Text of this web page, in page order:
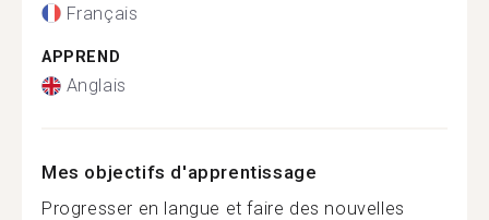
Français
APPREND
Anglais
Mes objectifs d'apprentissage
Progresser en langue et faire des nouvelles